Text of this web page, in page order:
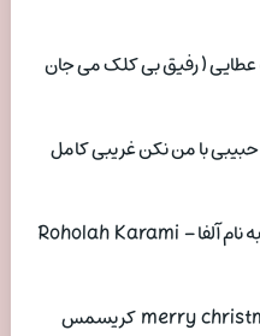
عطایی ( رفیق بی کلک می جان
حبیبی با من نکن غریبی کامل
دانلود آهنگ جدید روح الله کرمی به نام آلفا Roholah Karami –
دانلود آهنگ مری کریسمس merry christmas کریسمس